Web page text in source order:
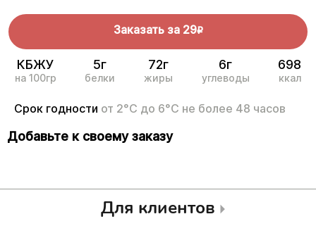
Заказать за 29R
КБЖУ
на 100гр
5г
белки
72г
жиры
6г
углеводы
698
ккал
Срок годности от 2°С до 6°С не более 48 часов
Добавьте к своему заказу
Для клиентов